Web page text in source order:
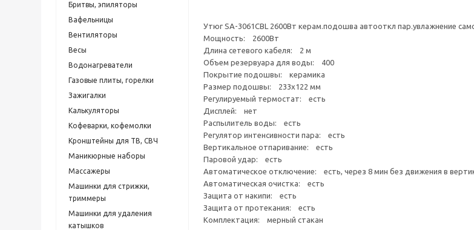
Бритвы, эпиляторы
Вафельницы
Вентиляторы
Весы
Водонагреватели
Газовые плиты, горелки
Зажигалки
Калькуляторы
Кофеварки, кофемолки
Кронштейны для ТВ, СВЧ
Маникюрные наборы
Массажеры
Машинки для стрижки,
триммеры
Машинки для удаления
катышков
Утюг SA-3061CBL 2600Вт керам.подошва автооткл пар.увлажнение
Мощность: 2600Вт
Длина сетевого кабеля: 2 м
Объем резервуара для воды: 400
Покрытие подошвы: керамика
Размер подошвы: 233х122 мм
Регулируемый термостат: есть
Дисплей: нет
Распылитель воды: есть
Регулятор интенсивности пара: есть
Вертикальное отпаривание: есть
Паровой удар: есть
Автоматическое отключение: есть, через 8 мин без движения в
Автоматическая очистка: есть
Защита от накипи: есть
Защита от протекания: есть
Комплектация: мерный стакан